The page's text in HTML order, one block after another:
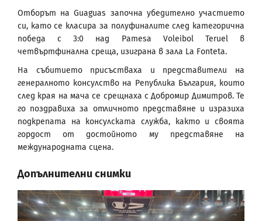
Отборът на Guaguas започна убедително участието
си, като се класира за полуфиналите след категорична
победа с 3:0 над Pamesa Voleibol Teruel в
четвъртфинална среща, изиграна в зала La Fonteta.
На събитието присъстваха и представители на
генералното консулство на Република България, които
след края на мача се срещнаха с Добромир Димитров. Те
го поздравиха за отличното представяне и изразиха
подкрепата на консулската служба, както и своята
гордост от достойното му представяне на
международната сцена.
Допълнителни снимки